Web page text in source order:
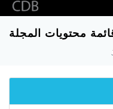
محتويات المجلة